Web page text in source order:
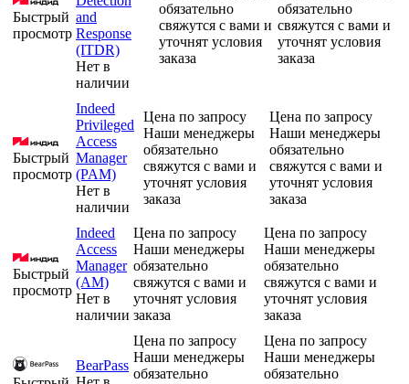
Быстрый
просмотр
and
Response
(ITDR)
Нет в
наличии
обязательно
свяжутся с вами и
уточнят условия
заказа
обязательно
свяжутся с вами и
уточнят условия
заказа
Быстрый
просмотр
Indeed
Privileged
Access
Manager
(PAM)
Нет в
наличии
Цена по запросу
Наши менеджеры
обязательно
свяжутся с вами и
уточнят условия
заказа
Цена по запросу
Наши менеджеры
обязательно
свяжутся с вами и
уточнят условия
заказа
Быстрый
просмотр
Indeed
Access
Manager
(AM)
Нет в
наличии
Цена по запросу
Наши менеджеры
обязательно
свяжутся с вами и
уточнят условия
заказа
Цена по запросу
Наши менеджеры
обязательно
свяжутся с вами и
уточнят условия
заказа
BearPass
Цена по запросу
Наши менеджеры
обязательно
Цена по запросу
Наши менеджеры
обязательно